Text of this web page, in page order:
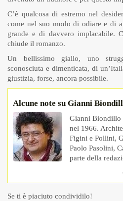
C’è qualcosa di estremo nel
come nel suo modo di odiare e di
grande e di davvero implacabile.
chiude il romanzo.
Un bellissimo giallo, uno
sconosciuta e dimenticata, di
giustizia, forse, ancora possibile.
Alcune note su Gianni
Gianni Biondillo
nel 1966.
Figini e Pollini,
Paolo Pasolini,
parte della
Se ti è piaciuto condividilo!